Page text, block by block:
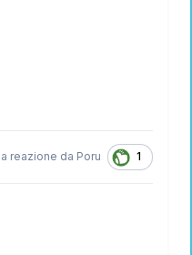
reazione da Poru 1